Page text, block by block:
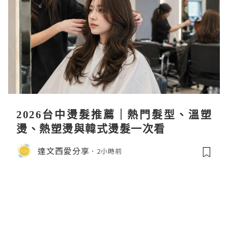
2026台中燙髮推薦｜熱門髮型、溫塑
燙、熱塑燙與韓式燙髮一次看
達文西愛分享 2小時前